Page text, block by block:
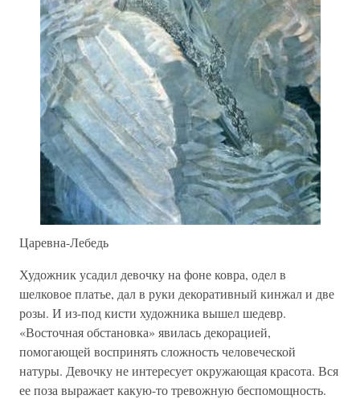
Царевна-Лебедь
Художник усадил девочку на фоне ковра, одел в
шелковое платье, дал в руки декоративный кинжал и две
розы. И из-под кисти художника вышел шедевр.
«Восточная обстановка» явилась декорацией,
помогающей воспринять сложность человеческой
натуры. Девочку не интересует окружающая красота. Вся
ее поза выражает какую-то тревожную беспомощность.